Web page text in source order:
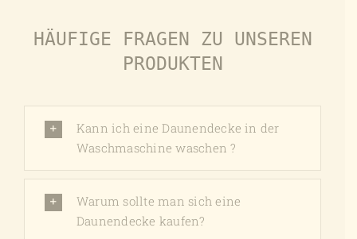
können
Produktseite
gewählt
werden
HÄUFIGE FRAGEN ZU UNSEREN
PRODUKTEN
Kann ich eine Daunendecke in der
Waschmaschine waschen ?
Warum sollte man sich eine
Daunendecke kaufen?